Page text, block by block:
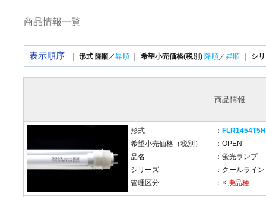
商品情報一覧
表示順序 形式 降順／昇順 希望小売価格(税別) 降順／昇順 シ
商品情報
形式 ：
希望小売価格（税別）
：OPEN
品名
：蛍光ランプ
シリーズ
：クールライ
管理区分
：× 廃品種